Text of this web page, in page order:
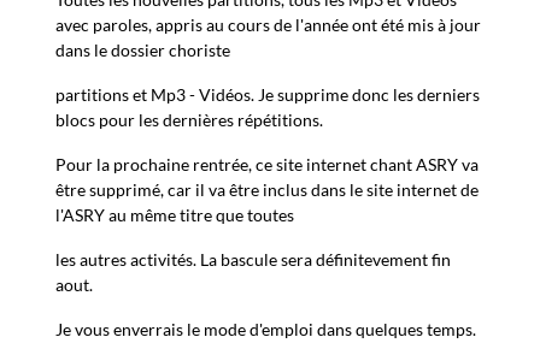
avec paroles, appris au cours de l'année ont été mis à jour
dans le dossier choriste
partitions et Mp3 - Vidéos. Je supprime donc les derniers
blocs pour les dernières répétitions.
Pour la prochaine rentrée, ce site internet chant ASRY va
être supprimé, car il va être inclus dans le site internet de
l'ASRY au même titre que toutes
les autres activités. La bascule sera définitevement fin
aout.
Je vous enverrais le mode d'emploi dans quelques temps.